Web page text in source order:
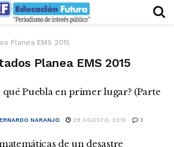
Planea EMS 2015
Planea EMS 2015
qué Puebla en primer lugar? (Parte
NARANJO 28 AGOSTO, 2015 3
de un desastre